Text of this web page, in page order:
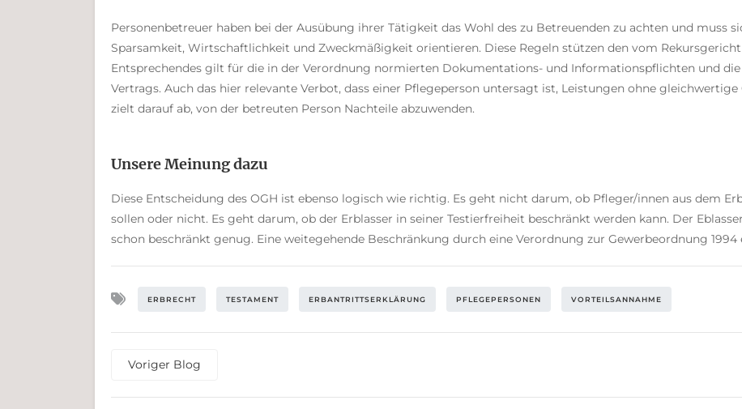
Personenbetreuer haben bei der Ausübung ihrer Tätigkeit das Wohl des zu Betreuenden zu achten und muss
Sparsamkeit, Wirtschaftlichkeit und Zweckmäßigkeit orientieren. Diese Regeln stützen den vom Rekursgericht
Entsprechendes gilt für die in der Verordnung normierten Dokumentations- und Informationspflichten und
Vertrags. Auch das hier relevante Verbot, dass einer Pflegeperson untersagt ist, Leistungen ohne
zielt darauf ab, von der betreuten Person Nachteile abzuwenden.
Unsere Meinung dazu
Diese Entscheidung des OGH ist ebenso logisch wie richtig. Es geht nicht darum, ob Pfleger/innen aus dem
sollen oder nicht. Es geht darum, ob der Erblasser in seiner Testierfreiheit beschränkt werden kann. Der
schon beschränkt genug. Eine weitegehende Beschränkung durch eine Verordnung zur Gewerbeordnung
ERBRECHT TESTAMENT ERBANTRITTSERKLÄRUNG PFLEGEPERSONEN VORTEILSANNAHME
Voriger Blog